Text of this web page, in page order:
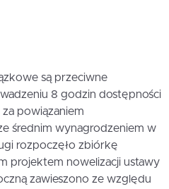
są przeciwne
8 godzin dostępności
za powiązaniem
średnim wynagrodzeniem w
rozpoczęło zbiórkę
projektem nowelizacji ustawy
zawieszono ze względu